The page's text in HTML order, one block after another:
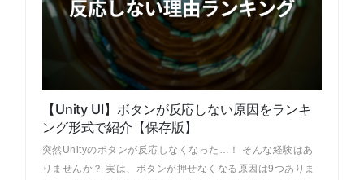
【Unity UI】ボタンが反応しない原因をランキ
ング形式で紹介【保存版】
突然Unityのボタンが反応しなくなった…！ そんな経験はあ
りませんか？ 実は、ボタンが押せなくなる原因は9つありま